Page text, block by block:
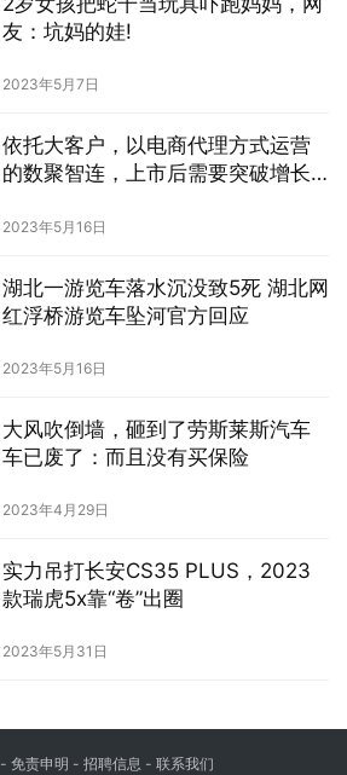
友：坑妈的娃!
2023年5月7日
依托大客户，以电商代理方式运营
的数聚智连，上市后需要突破增长
2023年5月16日
湖北一游览车落水沉没致5死 湖北网
红浮桥游览车坠河官方回应
2023年5月16日
大风吹倒墙，砸到了劳斯莱斯汽车
车已废了：而且没有买保险
2023年4月29日
实力吊打长安CS35 PLUS，2023
款瑞虎5x靠“卷”出圈
2023年5月31日
- 免责申明 - 招聘信息 - 联系我们